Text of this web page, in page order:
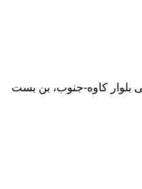
بلوار کاوه-جنوب، بن بست